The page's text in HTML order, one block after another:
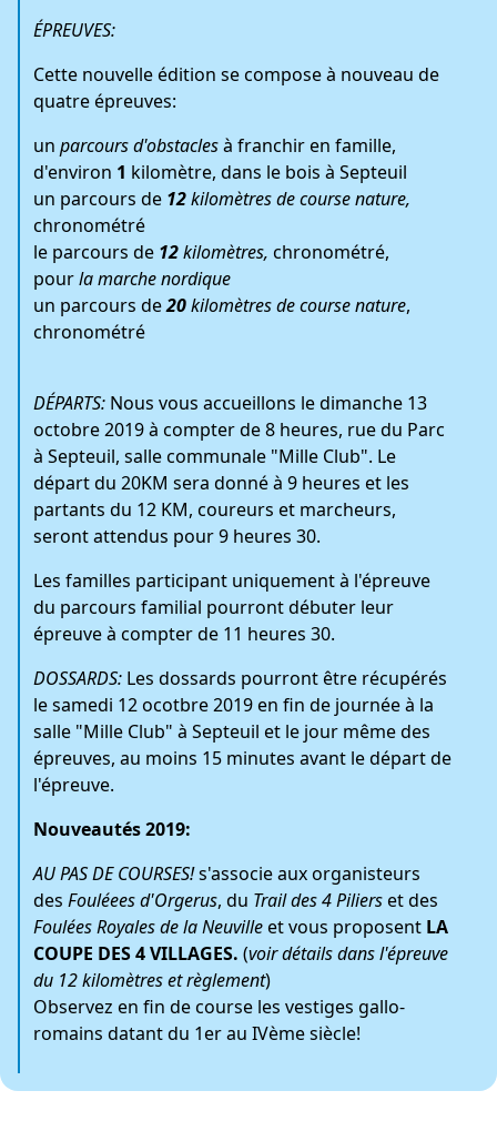
ÉPREUVES:
Cette nouvelle édition se compose à nouveau de
quatre épreuves:
un parcours d'obstaclesà franchir en famille,
d'environ 1 kilomètre, dans le bois à Septeuil
un parcours de 12kilomètres de course nature,
chronométré
le parcours de 12kilomètres, chronométré,
pourla marche nordique
un parcours de20kilomètres de course nature,
chronométré
DÉPARTS: Nous vous accueillons le dimanche 13
octobre 2019 à compter de 8 heures, rue du Parc
à Septeuil, salle communale "Mille Club". Le
départ du 20KM sera donné à 9 heures et les
partants du 12 KM, coureurs et marcheurs,
seront attendus pour 9 heures 30.
Les familles participant uniquement à l'épreuve
du parcours familial pourront débuter leur
épreuve à compter de 11 heures 30.
DOSSARDS: Les dossards pourront être récupérés
le samedi 12 ocotbre 2019 en fin de journée à la
salle "Mille Club" à Septeuil et le jour même des
épreuves, au moins 15 minutes avant le départ de
l'épreuve.
Nouveautés 2019:
AU PAS DE COURSES!s'associe aux organisteurs
des Fouléees d'Orgerus, du Trail des 4 Pilierset des
Foulées Royales de la Neuvilleet vous proposent LA
COUPE DES 4 VILLAGES. (voir détails dans l'épreuve
du 12 kilomètres et règlement)
Observez en fin de course les vestiges gallo-
romains datant du 1er au IVème siècle!